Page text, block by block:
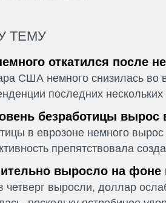
ТЕМУ
откатился после
США немного снизилась во
последних
безработицы вырос
в еврозоне немного
препятствовала
выросло на фоне
выросли, доллар